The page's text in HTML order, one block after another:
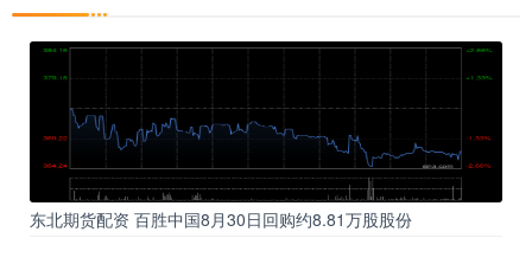
东北期货配资 百胜中国8月30日回购约8.81万股股份